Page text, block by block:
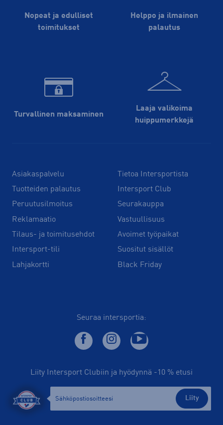
Nopeat ja edulliset
toimitukset
Helppo ja ilmainen
palautus
Turvallinen maksaminen
Laaja valikoima
huippu­merkkejä
Asiakaspalvelu
Tuotteiden palautus
Peruutusilmoitus
Reklamaatio
Tilaus- ja toimitusehdot
Intersport-tili
Lahjakortti
Tietoa Intersportista
Intersport Club
Seurakauppa
Vastuullisuus
Avoimet työpaikat
Suositut sisällöt
Black Friday
Seuraa intersportia:
Liity Intersport Clubiin ja hyödynnä -10 % etusi
Liity